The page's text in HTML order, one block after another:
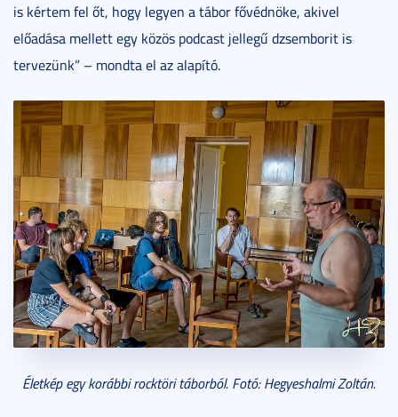
is kértem fel őt, hogy legyen a tábor fővédnöke, akivel
előadása mellett egy közös podcast jellegű dzsemborit is
tervezünk” – mondta el az alapító.
Életkép egy korábbi rocktöri táborból. Fotó: Hegyeshalmi Zoltán.